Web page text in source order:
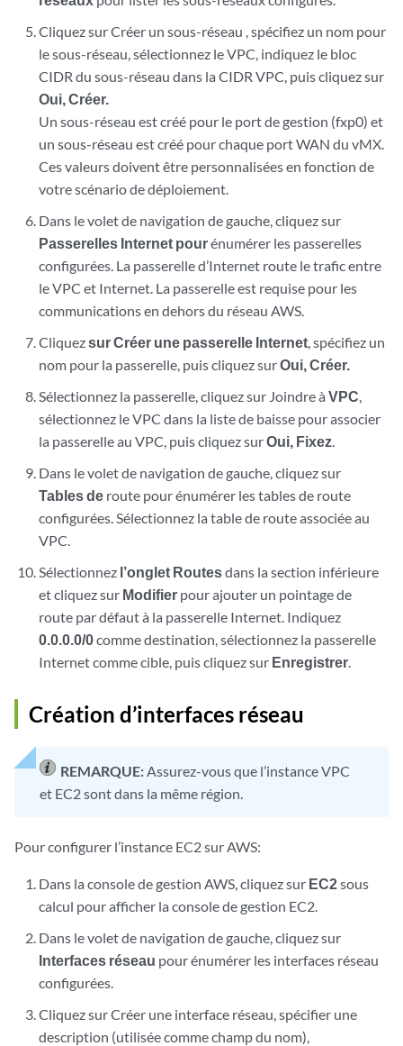
Cliquez sur Créer un sous-réseau , spécifiez un nom pour
le sous-réseau, sélectionnez le VPC, indiquez le bloc
CIDR du sous-réseau dans la CIDR VPC, puis cliquez sur
Oui, Créer.
Un sous-réseau est créé pour le port de gestion (fxp0) et
un sous-réseau est créé pour chaque port WAN du vMX.
Ces valeurs doivent être personnalisées en fonction de
votre scénario de déploiement.
Dans le volet de navigation de gauche, cliquez sur
Passerelles Internet pourénumérer les passerelles
configurées. La passerelle d’Internet route le trafic entre
le VPC et Internet. La passerelle est requise pour les
communications en dehors du réseau AWS.
Cliquezsur Créer une passerelle Internet, spécifiez un
nom pour la passerelle, puis cliquez surOui, Créer.
Sélectionnez la passerelle, cliquez sur Joindre àVPC,
sélectionnez le VPC dans la liste de baisse pour associer
la passerelle au VPC, puis cliquez surOui, Fixez.
Dans le volet de navigation de gauche, cliquez sur
Tables de route pour énumérer les tables de route
configurées. Sélectionnez la table de route associée au
VPC.
Sélectionnez l’onglet Routesdans la section inférieure
et cliquez sur Modifier pour ajouter un pointage de
route par défaut à la passerelle Internet. Indiquez
0.0.0.0/0comme destination, sélectionnez la passerelle
Internet comme cible, puis cliquez sur Enregistrer.
Création d’interfaces réseau
REMARQUE:Assurez-vous que l’instance VPC
et EC2 sont dans la même région.
Pour configurer l’instance EC2 sur AWS:
Dans la console de gestion AWS, cliquez sur EC2sous
calcul pour afficher la console de gestion EC2.
Dans le volet de navigation de gauche, cliquez sur
Interfaces réseau pour énumérer les interfaces réseau
configurées.
Cliquez sur Créer une interface réseau, spécifier une
description (utilisée comme champ du nom),